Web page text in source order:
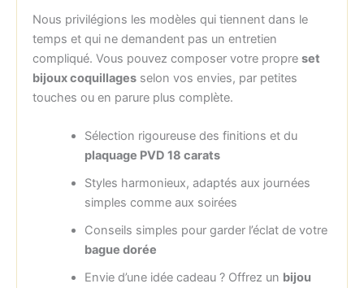
Nous privilégions les modèles qui tiennent dans le
temps et qui ne demandent pas un entretien
compliqué. Vous pouvez composer votre propre set
bijoux coquillagesselon vos envies, par petites
touches ou en parure plus complète.
Sélection rigoureuse des finitions et du
plaquage PVD 18 carats
Styles harmonieux, adaptés aux journées
simples comme aux soirées
Conseils simples pour garder l’éclat de votre
bague dorée
Envie d’une idée cadeau ? Offrez un bijou